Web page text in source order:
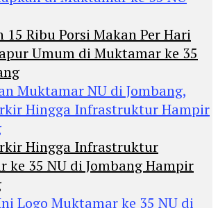
15 Ribu Porsi Makan Per Hari
Umum di Muktamar ke 35
Hingga Infrastruktur
ke 35 NU di Jombang Hampir